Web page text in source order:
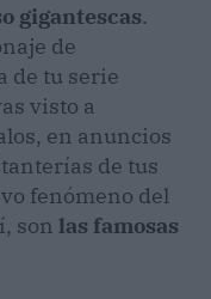
gigantescas.
de
de tu serie
visto a
en anuncios
de tus
fenómeno del
son las famosas